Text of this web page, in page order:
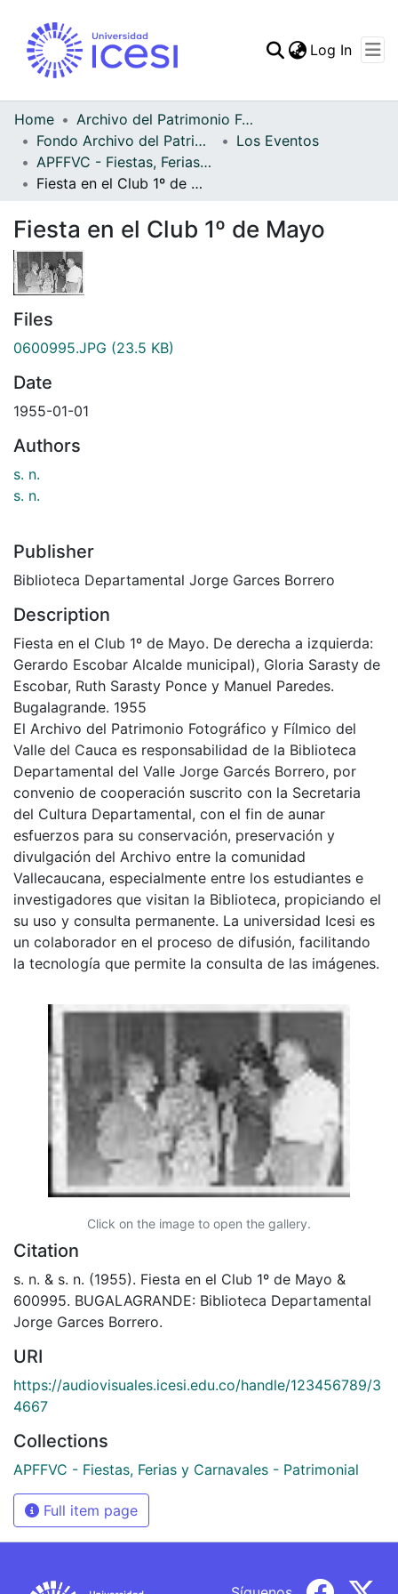
Statistics
Log In
Home
Archivo del Patrimonio Fotográfico y Fílmico del Valle del Cauca
Fondo Archivo del Patrimonio Fotográfico y Fílmico del Valle del Cauca
Los Eventos
APFFVC - Fiestas, Ferias y Carnavales - Patrimonial
Fiesta en el Club 1º de Mayo
Fiesta en el Club 1º de Mayo
Files
0600995.JPG (23.5 KB)
Date
1955-01-01
Authors
s. n.
s. n.
Publisher
Biblioteca Departamental Jorge Garces Borrero
Description
Fiesta en el Club 1º de Mayo. De derecha a izquierda:
Gerardo Escobar Alcalde municipal), Gloria Sarasty de
Escobar, Ruth Sarasty Ponce y Manuel Paredes.
Bugalagrande. 1955
El Archivo del Patrimonio Fotográfico y Fílmico del
Valle del Cauca es responsabilidad de la Biblioteca
Departamental del Valle Jorge Garcés Borrero, por
convenio de cooperación suscrito con la Secretaria
del Cultura Departamental, con el fin de aunar
esfuerzos para su conservación, preservación y
divulgación del Archivo entre la comunidad
Vallecaucana, especialmente entre los estudiantes e
investigadores que visitan la Biblioteca, propiciando el
su uso y consulta permanente. La universidad Icesi es
un colaborador en el proceso de difusión, facilitando
la tecnología que permite la consulta de las imágenes.
Click on the image to open the gallery.
Citation
s. n. & s. n. (1955). Fiesta en el Club 1º de Mayo &
600995. BUGALAGRANDE: Biblioteca Departamental
Jorge Garces Borrero.
URI
https://audiovisuales.icesi.edu.co/handle/123456789/3
4667
Collections
APFFVC - Fiestas, Ferias y Carnavales - Patrimonial
Full item page